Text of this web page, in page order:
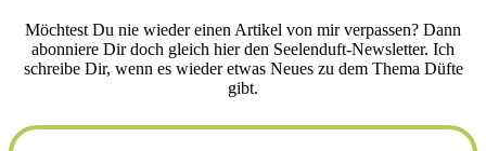
Möchtest Du nie wieder einen Artikel von mir verpassen? Dann
abonniere Dir doch gleich hier den Seelenduft-Newsletter. Ich
schreibe Dir, wenn es wieder etwas Neues zu dem Thema Düfte
gibt.